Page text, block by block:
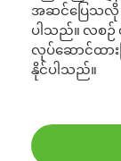
အဆင်ပြေသလို
ပါသည်။ လစဉ်
လုပ်ဆောင်ထား
နိုင်ပါသည်။